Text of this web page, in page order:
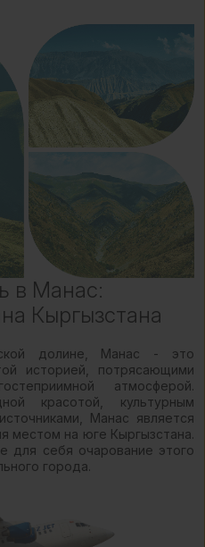
в Манас:
Кыргызстана
долине, Манас - это
историей, потрясающими
атмосферой.
красотой, культурным
Манас является
местом на юге Кыргызстана.
для себя очарование этого
города.